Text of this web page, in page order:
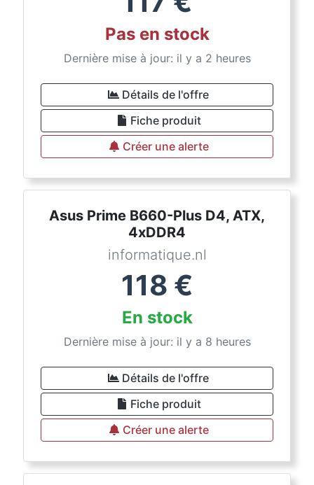
Pas en stock
Dernière mise à jour: il y a 2 heures
Détails de l'offre
Fiche produit
Créer une alerte
Asus Prime B660-Plus D4, ATX,
4xDDR4
informatique.nl
118 €
En stock
Dernière mise à jour: il y a 8 heures
Détails de l'offre
Fiche produit
Créer une alerte